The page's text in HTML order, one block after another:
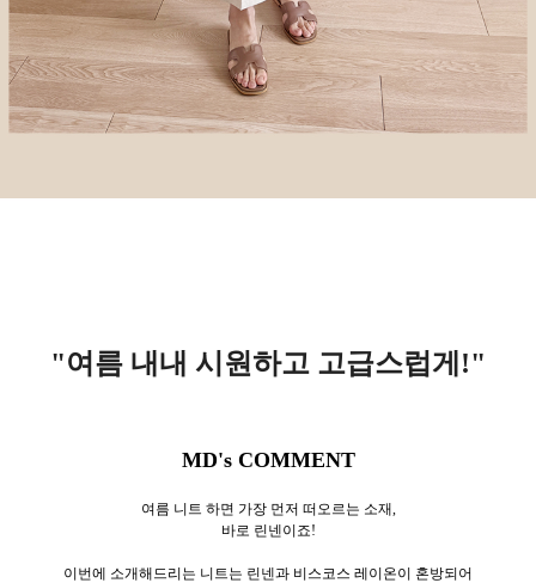
"여름 내내 시원하고 고급스럽게!"
MD's COMMENT
여름 니트 하면 가장 먼저 떠오르는 소재,
바로 린넨이죠!
이번에 소개해드리는 니트는 린넨과 비스코스 레이온이 혼방되어